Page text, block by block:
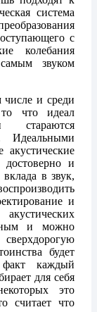
система
с
колебания
звуком
и среди
что идеал
стараются
Идеальными
акустические
и
вклада в звук,
и
и можно
будет
каждый
для себя
это
считает что